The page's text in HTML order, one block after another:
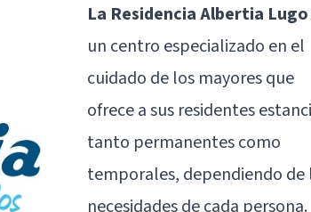
La Residencia Albertia Lugo
un centro especializado en el
cuidado de los mayores que
ofrece a sus residentes
tanto permanentes como
temporales, dependiendo de
necesidades de cada persona.